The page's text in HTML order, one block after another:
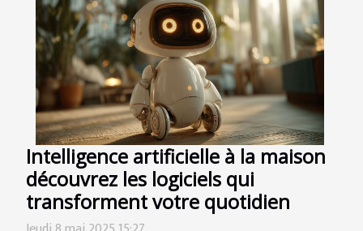
Intelligence artificielle à la maison
découvrez les logiciels qui
transforment votre quotidien